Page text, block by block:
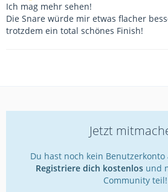
Ich mag mehr sehen!
Die Snare würde mir etwas flacher
trotzdem ein total schönes Finish!
Jetzt
Du hast noch kein Benutzerkonto
Registriere dich kostenlos und
Community teil!